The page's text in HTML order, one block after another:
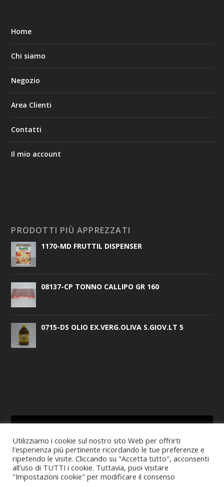
Home
Chi siamo
Negozio
Area Clienti
Contatti
Il mio account
PRODOTTI PIÙ APPREZZATI
1170-MD FRUTTIL DISPENSER
08137-CP TONNO CALLIPO GR 160
0715-DS OLIO EX.VERG.OLIVA S.GIOV.LT 5
CERCA
Utilizziamo i cookie sul nostro sito Web per offrirti
l'esperienza più pertinente ricordando le tue preferenze e
ripetendo le visite. Cliccando su "Accetta tutto", acconsenti
all'uso di TUTTI i cookie. Tuttavia, puoi visitare
"Impostazioni cookie" per modificare il consenso